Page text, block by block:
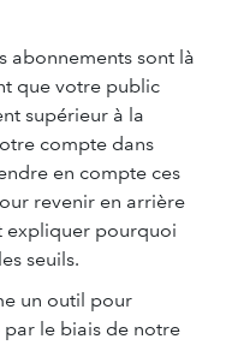
abonnements sont là
que votre public
supérieur à la
compte dans
en compte ces
revenir en arrière
expliquer pourquoi
seuils.
un outil pour
le biais de notre